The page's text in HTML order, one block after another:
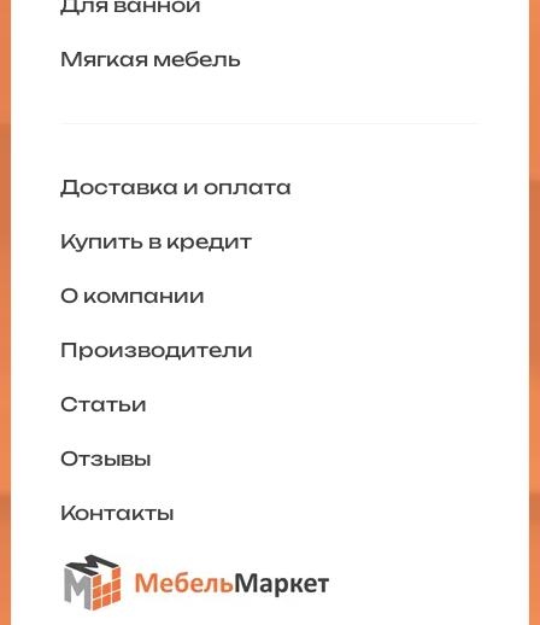
Для ванной
Мягкая мебель
Доставка и оплата
Купить в кредит
О компании
Производители
Статьи
Отзывы
Контакты